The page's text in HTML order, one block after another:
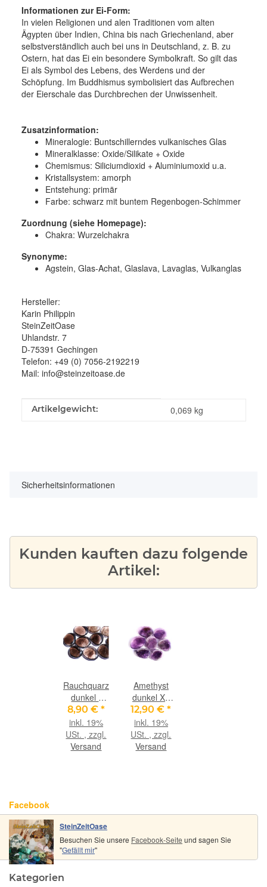
Informationen zur Ei-Form:
In vielen Religionen und alen Traditionen vom alten
Ägypten über Indien, China bis nach Griechenland, aber
selbstverständlich auch bei uns in Deutschland, z. B. zu
Ostern, hat das Ei ein besondere Symbolkraft. So gilt das
Ei als Symbol des Lebens, des Werdens und der
Schöpfung. Im Buddhismus symbolisiert das Aufbrechen
der Eierschale das Durchbrechen der Unwissenheit.
Zusatzinformation:
Mineralogie: Buntschillerndes vulkanisches Glas
Mineralklasse: Oxide/Silikate + Oxide
Chemismus: Siliciumdioxid + Aluminiumoxid u.a.
Kristallsystem: amorph
Entstehung: primär
Farbe: schwarz mit buntem Regenbogen-Schimmer
Zuordnung (siehe Homepage):
Chakra: Wurzelchakra
Synonyme:
Agstein, Glas-Achat, Glaslava, Lavaglas, Vulkanglas
Hersteller:
Karin Philippin
SteinZeitOase
Uhlandstr. 7
D-75391 Gechingen
Telefon: +49 (0) 7056-2192219
Mail: info@steinzeitoase.de
Produkteigenschaft
Wert
Artikelgewicht: 0,069 kg
Sicherheitsinformationen
Kunden kauften dazu folgende
Artikel:
Rauchquarz
dunkel /
mitteldunkel
Scheibensteine
- ca. 3,6 -
3,9 cm / ca.
8,90 € *
inkl. 19%
USt. , zzgl.
Versand
Amethyst
dunkel XL
Scheibensteine
- schöne
Qualität -
ca. 3,3 - 3,9
12,90 €*
inkl. 19%
USt. , zzgl.
Versand
Facebook
SteinZeitOase
Besuchen Sie unsere Facebook-Seite und sagen Sie
"Gefällt mir"
Kategorien